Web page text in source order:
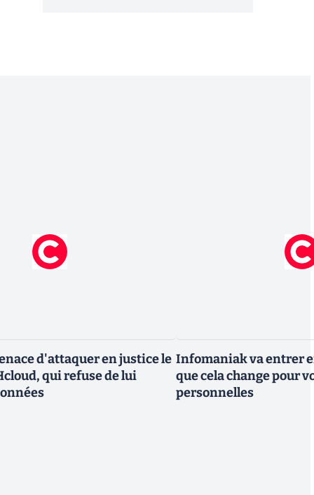
d'attaquer en justice le
qui refuse de lui
Infomaniak va entrer
que cela change pour
personnelles